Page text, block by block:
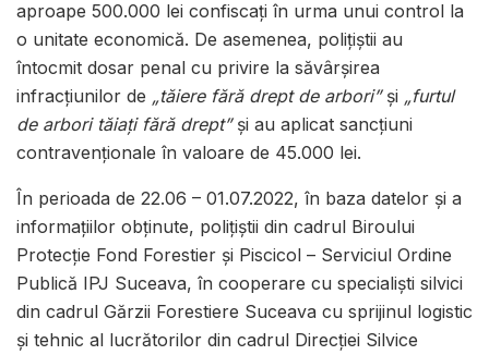
aproape 500.000 lei confiscați în urma unui control la
o unitate economică. De asemenea, polițiștii au
întocmit dosar penal cu privire la săvârșirea
infracțiunilor de „tăiere fără drept de arbori” și „furtul
de arbori tăiați fără drept”și au aplicat sancțiuni
contravenționale în valoare de 45.000 lei.
În perioada de 22.06 – 01.07.2022, în baza datelor și a
informațiilor obținute, polițiștii din cadrul Biroului
Protecție Fond Forestier și Piscicol – Serviciul Ordine
Publică IPJ Suceava, în cooperare cu specialiști silvici
din cadrul Gărzii Forestiere Suceava cu sprijinul logistic
și tehnic al lucrătorilor din cadrul Direcției Silvice